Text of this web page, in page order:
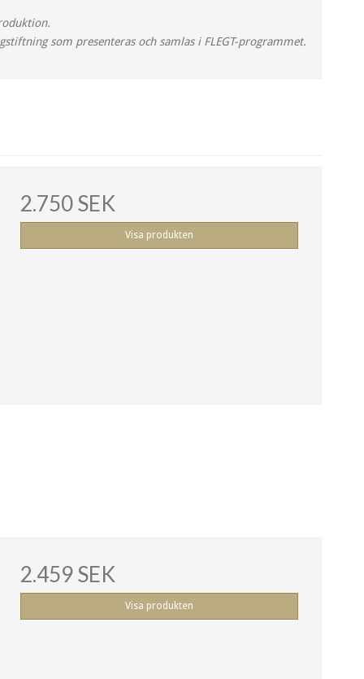
som presenteras och samlas i FLEGT-programmet.
2.750 SEK
Visa produkten
2.459 SEK
Visa produkten